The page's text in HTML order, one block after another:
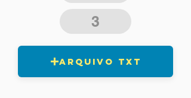
3
arquivo txt